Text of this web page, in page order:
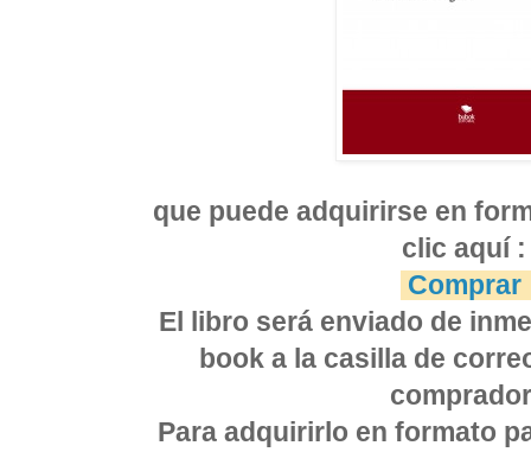
que puede adquirirse en
clic aquí
Comprar
El libro será enviado de
book a la casilla de
Para adquirirlo en formato